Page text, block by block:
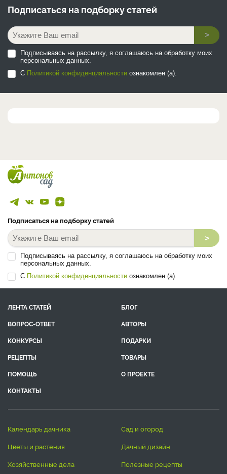
Подписаться на подборку статей
>
Подписываясь на рассылку, я соглашаюсь на обработку моих
персональных данных.
С Политикой конфиденциальности ознакомлен (а).
Подписаться на подборку статей
>
Подписываясь на рассылку, я соглашаюсь на обработку моих
персональных данных.
С Политикой конфиденциальности ознакомлен (а).
ЛЕНТА СТАТЕЙ
БЛОГ
ВОПРОС-ОТВЕТ
АВТОРЫ
КОНКУРСЫ
ПОДАРКИ
РЕЦЕПТЫ
ТОВАРЫ
ПОМОЩЬ
О ПРОЕКТЕ
КОНТАКТЫ
календарь дачника
сад и огород
цветы и растения
дачный дизайн
хозяйственные дела
полезные рецепты